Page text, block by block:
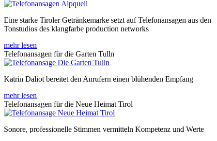
Eine starke Tiroler Getränkemarke setzt auf Telefonansagen aus den
Tonstudios des klangfarbe production networks
mehr lesen
Telefonansagen für die Garten Tulln
Katrin Daliot bereitet den Anrufern einen blühenden Empfang
mehr lesen
Telefonansagen für die Neue Heimat Tirol
Sonore, professionelle Stimmen vermitteln Kompetenz und Werte